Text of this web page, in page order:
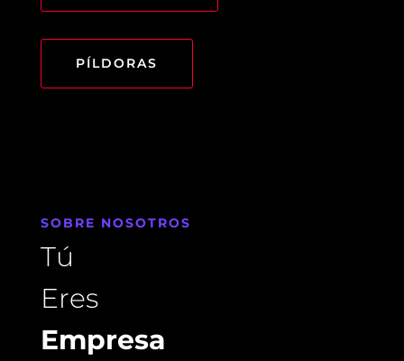
PÍLDORAS
SOBRE NOSOTROS
Tú
Eres
Empresa